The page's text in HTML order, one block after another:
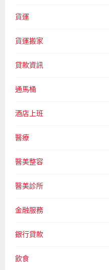
貨運
貨運搬家
貸款資訊
通馬桶
酒店上班
醫療
醫美整容
醫美診所
金融服務
銀行貸款
飲食